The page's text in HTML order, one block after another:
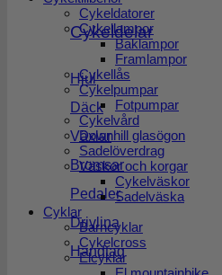
Cykeldelar
Hjul
Däck
Växlar
Bromsar
Pedaler
Drivlina
Handtag
Cykeldatorer
Cykellampor
Baklampor
Framlampor
Cykellås
Cykelpumpar
Fotpumpar
Cykelvård
Downhill glasögon
Sadelöverdrag
Väskor och korgar
Cykelväskor
Sadelväska
Cyklar
Barncyklar
Cykelcross
Elcyklar